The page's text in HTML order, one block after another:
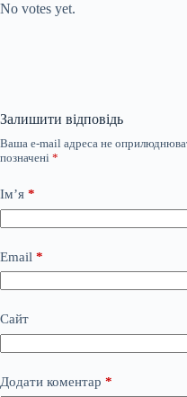
No votes yet.
Залишити відповідь
Ваша e-mail адреса не
позначені *
Ім’я *
Email *
Сайт
Додати коментар *